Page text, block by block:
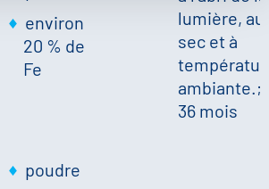
environ
20 % de
Fe
lumière, au
sec et à
ambiante.;
36 mois
poudre